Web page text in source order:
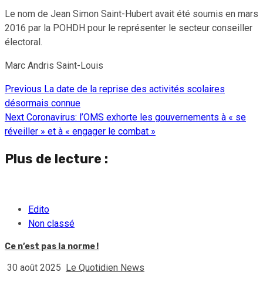
Le nom de Jean Simon Saint-Hubert avait été soumis en mars
2016 par la POHDH pour le représenter le secteur conseiller
électoral.
Marc Andris Saint-Louis
Continue
Reading
Previous La date de la reprise des activités scolaires
désormais connue
Next Coronavirus: l’OMS exhorte les gouvernements à « se
réveiller » et à « engager le combat »
Plus de lecture :
Edito
Non classé
Ce n’est pas la norme !
30 août 2025 Le Quotidien News